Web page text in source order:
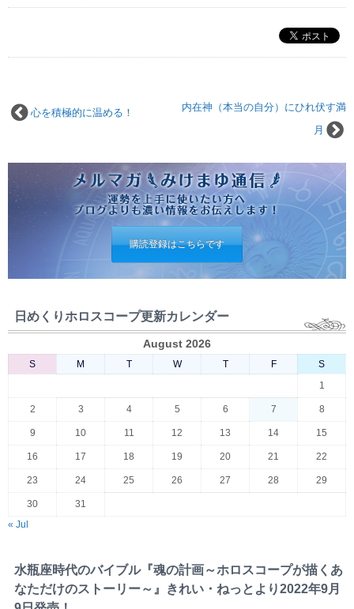
内在神（本当の自分）にひれ伏す満
月
心を積極的に温める！
購読登録はこちらです
日めくりホロスコープ更新カレンダー
August 2026
S M T W T F
S
1
2 3 4 5 6 7 8
9 10 11 12 13 14 15
16 17 18 19 20 21 22
23 24 25 26 27 28 29
30
31
« Jul
水瓶座時代のバイブル『魂の計画～ホロスコープが描くあ
なただけのストーリー～』きれい・ねっとより2022年9月